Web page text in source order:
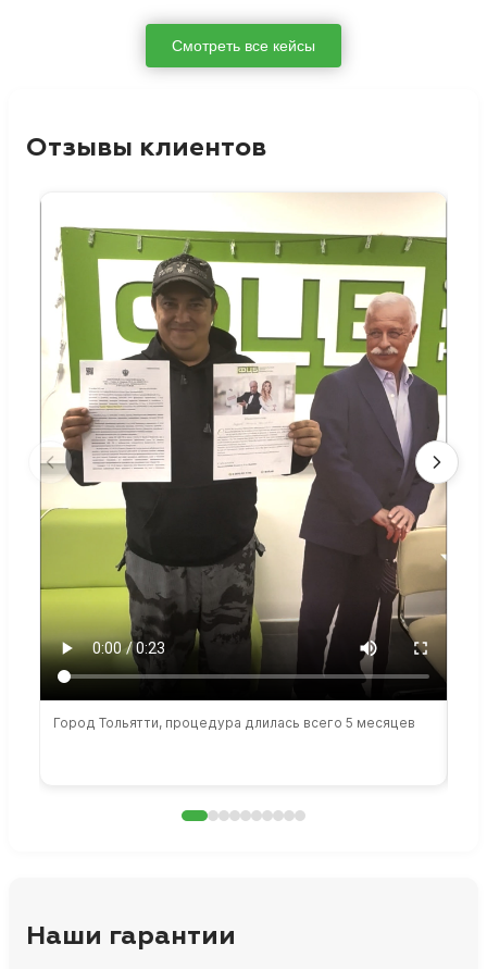
Смотреть все кейсы
Отзывы клиентов
Город Тольятти, процедура длилась всего 5 месяцев
Наши гарантии